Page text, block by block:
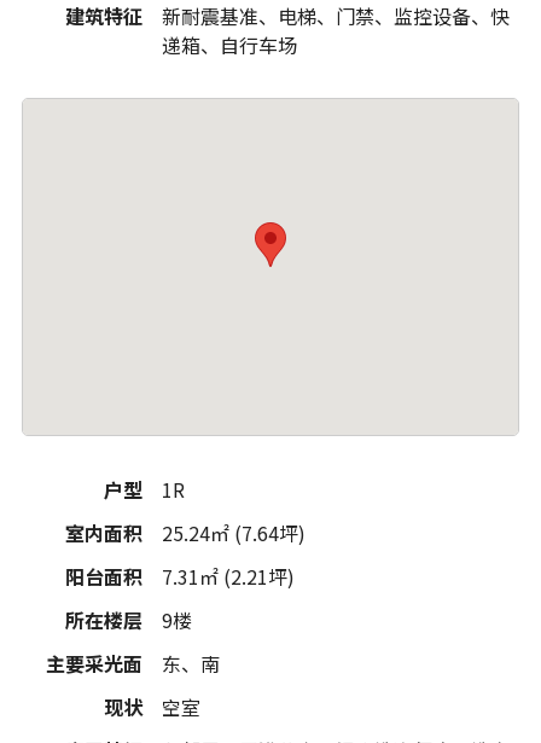
建筑特征
新耐震基准、电梯、门禁、监控设备、快
递箱、自行车场
户型
1R
室内面积
25.24㎡ (7.64坪)
阳台面积
7.31㎡ (2.21坪)
所在楼层
9楼
主要采光面
东、南
现状
空室